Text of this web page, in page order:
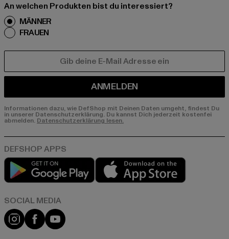
An welchen Produkten bist du interessiert?
MÄNNER
FRAUEN
ANMELDEN
Informationen dazu, wie DefShop mit Deinen Daten umgeht, findest Du
in unserer Datenschutzerklärung. Du kannst Dich jederzeit kostenfei
abmelden. Datenschutzerklärung lesen.
Play market
Instagram
FacebookYouTube